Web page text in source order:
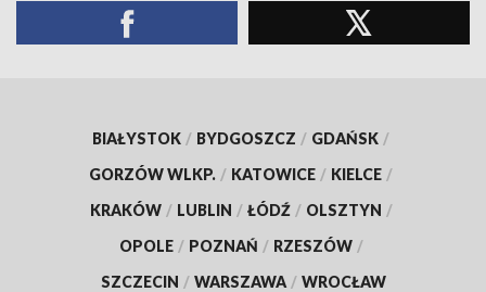
BIAŁYSTOK / BYDGOSZCZ / GDAŃSK /
GORZÓW WLKP. / KATOWICE / KIELCE /
KRAKÓW / LUBLIN / ŁÓDŹ / OLSZTYN /
OPOLE / POZNAŃ / RZESZÓW /
SZCZECIN / WARSZAWA / WROCŁAW